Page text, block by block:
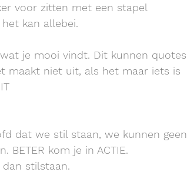
voor zitten met een stapel
kan allebei.
je mooi vindt. Dit kunnen quotes
maakt niet uit, als het maar iets is
dat we stil staan, we kunnen geen
BETER kom je in ACTIE.
stilstaan.